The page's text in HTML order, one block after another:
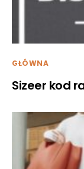
GŁÓWNA
Sizeer kod